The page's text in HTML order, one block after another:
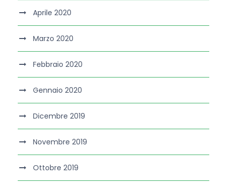
Aprile 2020
Marzo 2020
Febbraio 2020
Gennaio 2020
Dicembre 2019
Novembre 2019
Ottobre 2019